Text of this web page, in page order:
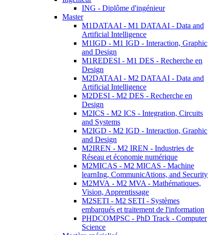
ING - Diplôme d'ingénieur
Master
M1DATAAI - M1 DATAAI - Data and
Artificial Intelligence
M1IGD - M1 IGD - Interaction, Graphic
and Design
M1REDESI - M1 DES - Recherche en
Design
M2DATAAI - M2 DATAAI - Data and
Artificial Intelligence
M2DESI - M2 DES - Recherche en
Design
M2ICS - M2 ICS - Integration, Circuits
and Systems
M2IGD - M2 IGD - Interaction, Graphic
and Design
M2IREN - M2 IREN - Industries de
Réseau et économie numérique
M2MICAS - M2 MICAS - Machine
learnIng, CommunicAtions, and Security
M2MVA - M2 MVA - Mathématiques,
Vision, Apprentissage
M2SETI - M2 SETI - Systèmes
embarqués et traitement de l'information
PHDCOMPSC - PhD Track - Computer
Science